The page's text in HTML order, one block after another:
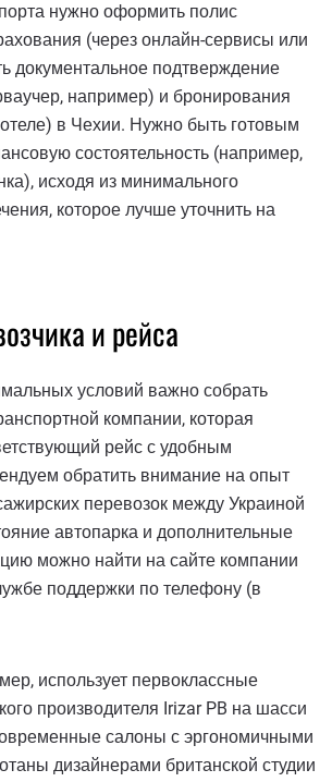
нужно оформить полис
(через онлайн-сервисы или
документальное подтверждение
например) и бронирования
в Чехии. Нужно быть готовым
состоятельность (например,
исходя из минимального
которое лучше уточнить на
и рейса
условий важно собрать
компании, которая
рейс с удобным
обратить внимание на опыт
перевозок между Украиной
автопарка и дополнительные
можно найти на сайте компании
поддержки по телефону (в
использует первоклассные
производителя Irizar PB на шасси
салоны с эргономичными
дизайнерами британской студии